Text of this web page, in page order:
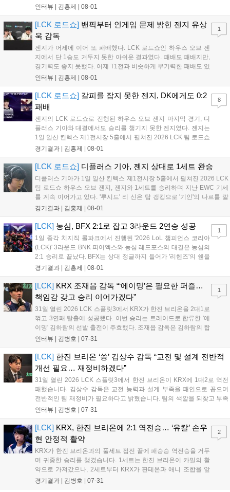
리어' 오형석은 승리 소감과 함께 최근 눈부신 경기력 향상의 비
우스 오브 젠지에서 2:0으로 승리한...
인터뷰 | 김홍제 | 08-01
[LCK 로드쇼] 밴픽부터 인게임 문제 밝힌 젠지 유상
욱 감독
젠지가 어제에 이어 또 패배했다. LCK 로드쇼인 하우스 오브 젠
지에서 단 1승도 거두지 못한 아쉬운 결과였다. 패배도 패배지만,
경기력도 좋지 못했다. 어제 T1전과 비슷하게 무기력한 패배도 있
었고, 팀적인 움직임이 많이 둔해보이며 평소 알던 젠지의 모습은
이다. Q. 오늘 경기에 대한 총평...
인터뷰 | 김홍제 | 08-01
1
[LCK 로드쇼] 갈피를 잡지 못한 젠지, DK에게도 0:2
패배
젠지의 LCK 로드쇼로 진행된 하우스 오브 젠지 마지막 경기, 디
플러스 기아와 대결에서도 승리를 챙기지 못한 젠지였다. 젠지는
1일 일산 킨텍스 제1전시장 5홀에서 펼쳐진 2026 LCK 팀 로드쇼
하우스 오브 젠지 디플러스 기아와 3라운드 경기에서 0:2로 완패
부터 바텀, 탑 모두 교전이...
경기결과 | 김홍제 | 08-01
8
[LCK 로드쇼] 디플러스 기아, 젠지 상대로 1세트 완승
디플러스 기아가 1일 일산 킨텍스 제1전시장 5홀에서 펼쳐진 2026 LCK
팀 로드쇼 하우스 오브 젠지, 젠지와 1세트를 승리하며 지난 EWC 기세
를 계속 이어가고 있다. '루시드' 리 신은 탑 갱킹으로 '기인'의 나르를 깔
끔하게 잡았다. 그리고 '캐니언'의 스카너가 바텀으로 향했을 때 리 신이
경기결과 | 김홍제 | 08-01
[LCK] 농심, BFX 2:1로 잡고 3라운드 2연승 성공
1일 종각 치지직 롤파크에서 진행된 '2026 LoL 챔피언스 코리아
(LCK)' 3라운드 BNK 피어엑스와 농심 레드포스의 대결은 농심의
2:1 승리로 끝났다. BFX는 상대 정글까지 들어가 '리헨즈'의 쉔을
잡고 먼저 첫 킬을 따냈다. '랩터'의 자르반은 탑으로 향해 '킹겐'의
만 농심이 자르반...
경기결과 | 김홍제 | 08-01
1
[LCK] KRX 조재읍 감독 “‘에이밍’은 필요한 퍼즐…
책임감 갖고 승리 이어가겠다”
31일 열린 2026 LCK 스플릿3에서 KRX가 한진 브리온을 2대1로
꺾고 3연패 탈출에 성공했다. 이번 승리는 트레이드로 합류한 '에
이밍' 김하람의 선발 출전이 주효했다. 조재읍 감독은 김하람의 합
류가 팀의 미드-정글진에 큰 도움이 될 것이라며 만족감을 표했
기에서도 좋은 성적을 거두기 위해 철저히 준비하겠다는 포부를
밝혔다....
인터뷰 | 김병호 | 07-31
1
[LCK] 한진 브리온 ‘쏭’ 김상수 감독 “교전 및 설계 전반적
개선 필요… 재정비하겠다”
31일 열린 2026 LCK 스플릿3에서 한진 브리온이 KRX에 1대2로 역전
패했습니다. 김상수 감독은 교전 능력과 설계 부족을 패인으로 꼽으며
전반적인 팀 재정비가 필요하다고 밝혔습니다. 팀의 색깔을 되찾고 부족
한 점을 보완해 다음 경기에서는 반드시 발전된 모습으로 돌아오겠다고
분석과 회의를 통해 경기력을 개선하겠다는 의지를 보였습니다....
인터뷰 | 김병호 | 07-31
[LCK] KRX, 한진 브리온에 2:1 역전승… ‘유칼’ 손우
현 안정적 활약
KRX가 한진 브리온과의 풀세트 접전 끝에 패승승 역전승을 거두
며 귀중한 승리를 챙겼습니다. 1세트는 한진 브리온이 카밀의 활
약으로 가져갔으나, 2세트부터 KRX가 판테온과 애니 조합을 앞
세워 반격했습니다. 마지막 3세트에서 프로그의 슈퍼플레이로 승
경기결과 | 김병호 | 07-31
2